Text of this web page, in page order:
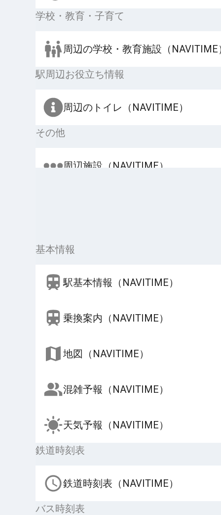
学校・教育・子育て
周辺の学校・教育施設（NAVITIME
駅周辺お役立ち情報
周辺のトイレ（NAVITIME）
その他
周辺施設（NAVITIME）
基本情報
駅基本情報（NAVITIME）
乗換案内（NAVITIME）
地図（NAVITIME）
混雑予報（NAVITIME）
天気予報（NAVITIME）
鉄道時刻表
鉄道時刻表（NAVITIME）
バス時刻表